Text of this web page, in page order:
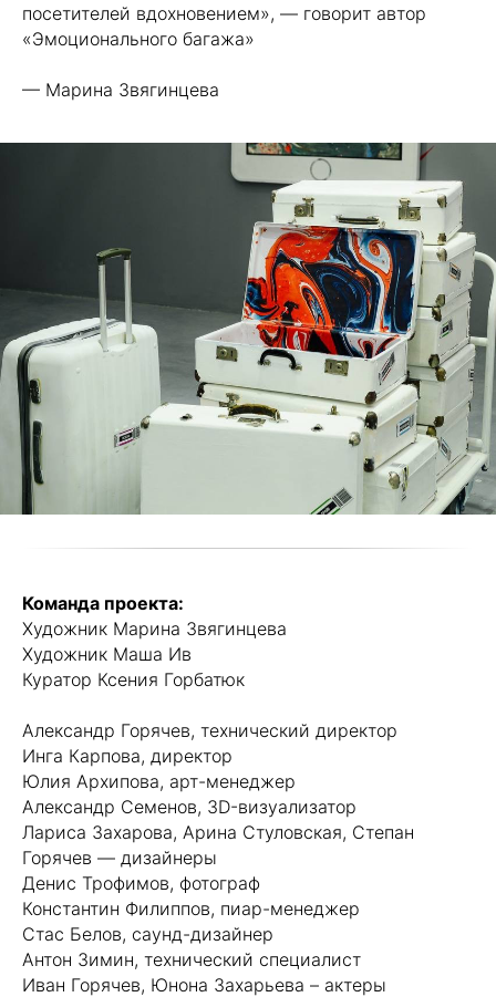
посетителей вдохновением», — говорит автор
«Эмоционального багажа»
— Марина Звягинцева
Команда проекта:
Художник Марина Звягинцева
Художник Маша Ив
Куратор Ксения Горбатюк
Александр Горячев, технический директор
Инга Карпова, директор
Юлия Архипова, арт-менеджер
Александр Семенов, 3D-визуализатор
Лариса Захарова, Арина Стуловская, Степан
Горячев — дизайнеры
Денис Трофимов, фотограф
Константин Филиппов, пиар-менеджер
Стас Белов, саунд-дизайнер
Антон Зимин, технический специалист
Иван Горячев, Юнона Захарьева – актеры